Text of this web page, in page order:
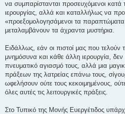
να συμπαρίστανται προσευχόμενοι κατά
ιερουργίας, αλλά και καταλλήλως να
«προεξομολογησάμενοι τα
μεταλαμβάνουν τα άχραντα μυστήρια.
Ειδάλλως, εάν οι πιστοί μας που τελούν
μνημόσυνα και κάθε άλλη ιερουργία,
πνευματικό αγιασμό τους, αλλά μια
πράξεων της λατρείας επάνω τους,
ωφελήσουν ούτε τους κεκοιμημένους,
όλες αυτές τις λειτουργικές πράξεις.
Στο Τυπικό της Μονής Ευεργέτιδος